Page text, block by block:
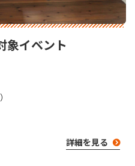
象イベント
詳細を見る